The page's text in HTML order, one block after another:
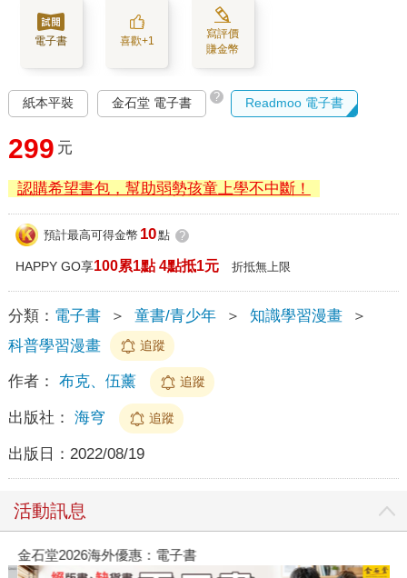
電子書 喜歡+1
寫評價
賺金幣
紙本平裝 金石堂 電子書 ? Readmoo 電子書
299 元
認購希望書包，幫助弱勢孩童上學不中斷！
預計最高可得金幣 10點 ?
HAPPY GO享100累1點 4點抵1元 折抵無上限
分類： 電子書 ＞ 童書/青少年 ＞ 知識學習漫畫
＞
科普學習漫畫
追蹤
作者： 布克、伍薰 追蹤
出版社： 海穹 追蹤
出版日： 2022/08/19
活動訊息
金石堂2026海外優惠：電子書